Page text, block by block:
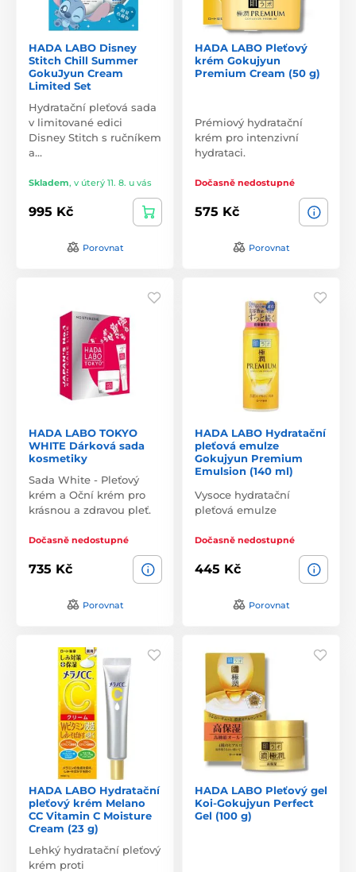
HADA LABO Disney
Stitch Chill Summer
GokuJyun Cream
Limited Set
Hydratační pleťová sada
v limitované edici
Disney Stitch s ručníkem
a…
Skladem, v úterý 11. 8. u vás
995 Kč
Porovnat
HADA LABO Pleťový
krém Gokujyun
Premium Cream (50 g)
Prémiový hydratační
krém pro intenzivní
hydrataci.
Dočasně nedostupné
575 Kč
Porovnat
HADA LABO TOKYO
WHITE Dárková sada
kosmetiky
Sada White - Pleťový
krém a Oční krém pro
krásnou a zdravou pleť.
Dočasně nedostupné
735 Kč
Porovnat
HADA LABO Hydratační
pleťová emulze
Gokujyun Premium
Emulsion (140 ml)
Vysoce hydratační
pleťová emulze
Dočasně nedostupné
445 Kč
Porovnat
HADA LABO Hydratační
pleťový krém Melano
CC Vitamin C Moisture
Cream (23 g)
Lehký hydratační pleťový
krém proti
HADA LABO Pleťový gel
Koi-Gokujyun Perfect
Gel (100 g)